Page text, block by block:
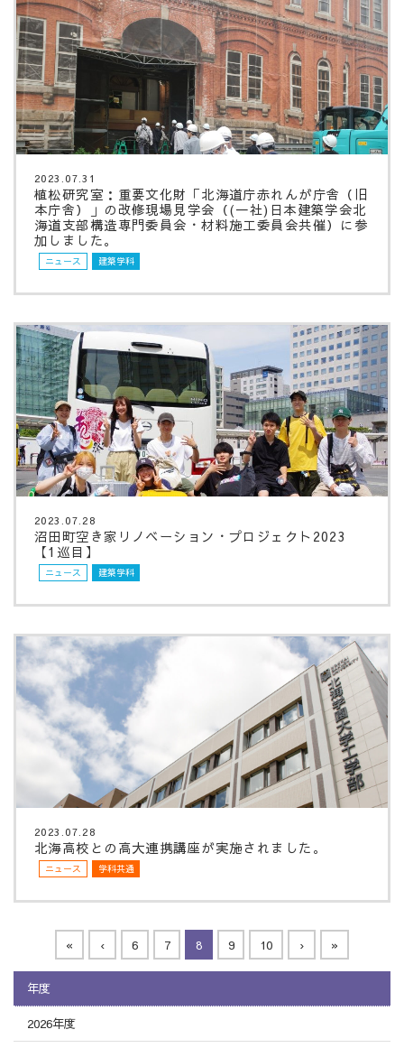
2023.07.31
植松研究室：重要文化財「北海道庁赤れんが庁舎（旧
本庁舎）」の改修現場見学会（(一社)日本建築学会北
海道支部構造専門委員会・材料施工委員会共催）に参
加しました。
ニュース 建築学科
2023.07.28
沼田町空き家リノベーション・プロジェクト2023
【1巡目】
ニュース 建築学科
2023.07.28
北海高校との高大連携講座が実施されました。
ニュース 学科共通
« ‹ 6 7 8 9 10 › »
年度
2026年度